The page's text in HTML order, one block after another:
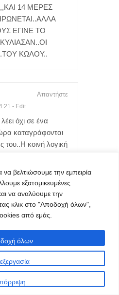
βελτιώσουμε την εμπειρία
εξατομικευμένες
να αναλύουμε την
κλικ στο "Αποδοχή όλων",
από εμάς.
όλων
14 ΜΕΡΕΣ
ΕΓΙΝΕ ΤΟ
ΚΩΛΟΥ..
- Edit
Απαντήστε
όχι σε ένα
καταγράφονται
του..Η κοινή λογική
να το κάνεις θα
μας